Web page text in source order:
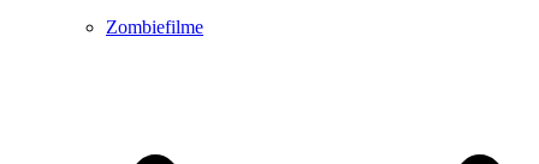
Zombiefilme